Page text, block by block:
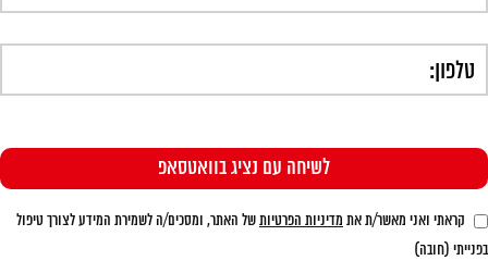
קראתי ואני מאשר/ת את מדיניות הפרטיותשל האתר, ומסכים/ה לשמירת המידע לצורך טיפול
בפנייתי (חובה)